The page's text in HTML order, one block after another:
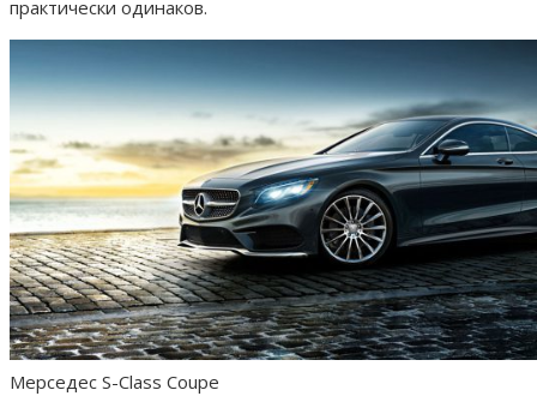
практически одинаков.
Мерседес S-Class Coupe